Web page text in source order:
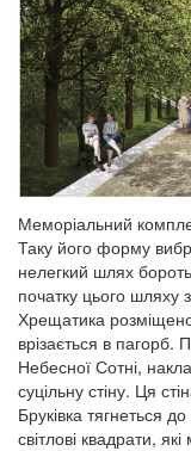
Меморіальний
Таку його форму
нелегкий шлях
початку цього шляху
Хрещатика
врізається в пагорб.
Небесної Сотні,
суцільну стіну. Ця
Бруківка тягнеться
світлові квадрати,